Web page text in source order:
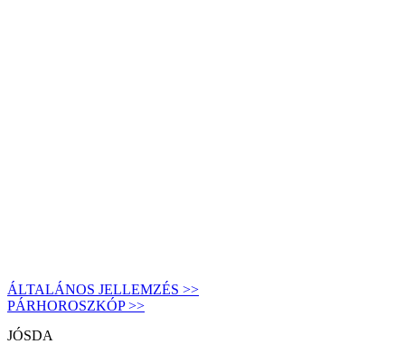
ÁLTALÁNOS JELLEMZÉS >>
PÁRHOROSZKÓP >>
JÓSDA